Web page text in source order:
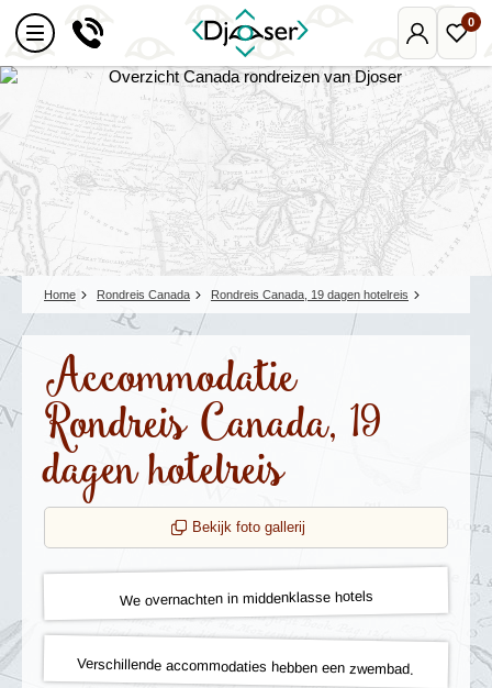
Mijn
Djoser
0
Home Rondreis Canada Rondreis Canada, 19 dagen hotelreis
Accommodatie
Rondreis Canada, 19
dagen hotelreis
Bekijk foto gallerij
We overnachten in middenklasse hotels
Verschillende accommodaties hebben een zwembad.